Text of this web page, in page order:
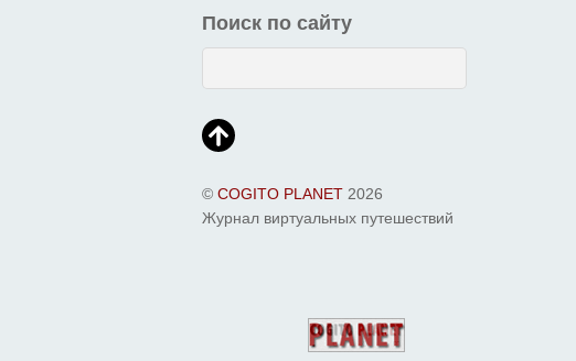
Поиск по сайту
© COGITO PLANET 2026
Журнал виртуальных путешествий